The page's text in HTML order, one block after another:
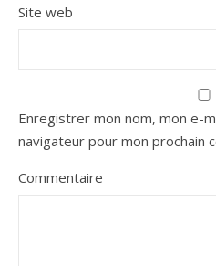
Site web
Enregistrer mon nom, mon e-
navigateur pour mon prochain
Commentaire